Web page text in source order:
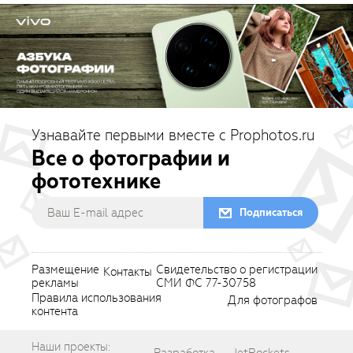
Узнавайте первыми вместе с Prophotos.ru
Все о фотографии и
фототехнике
Подписаться
Размещение
рекламы
Контакты Свидетельство о регистрации
СМИ ФС 77-30758
Правила использования
контента
Для фотографов
Наши проекты: